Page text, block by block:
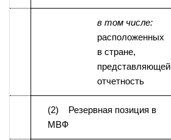
в том числе:
расположенных
в стране,
представляющей
отчетность
(2) Резервная позиция в
МВФ